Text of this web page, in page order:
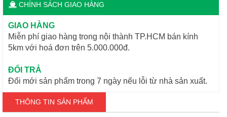
CHÍNH SÁCH GIAO HÀNG
GIAO HÀNG
Miễn phí giao hàng trong nội thành TP.HCM bán kính
5km với hoá đơn trên 5.000.000đ.
ĐỔI TRẢ
Đổi mới sản phẩm trong 7 ngày nếu lỗi từ nhà sản xuất.
THÔNG TIN SẢN PHẨM